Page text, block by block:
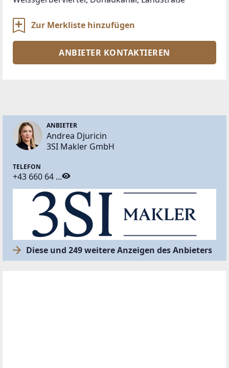
Zur Merkliste hinzufügen
ANBIETER KONTAKTIEREN
ANBIETER
Andrea Djuricin
3SI Makler GmbH
TELEFON
+43 660 64 ...
Diese und 249 weitere Anzeigen des Anbieters